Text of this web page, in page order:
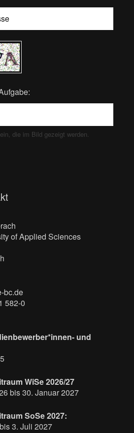
die im Bild gezeigt werden.
of Applied Sciences
bc.de
582-0
und
WiSe 2026/27
bis 30. Januar 2027
SoSe 2027:
3. Juli 2027